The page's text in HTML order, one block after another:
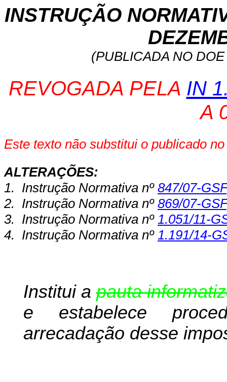
INSTRUÇÃO
(PUBLICADA NO
REVOGADA PELA IN
A
Este texto não substitui o publicado
ALTERAÇÕES:
1. Instrução Normativa nº 847/07-GSF
2. Instrução Normativa nº 869/07-GSF
3. Instrução Normativa nº 1.051/11-
4. Instrução Normativa nº 1.191/14-
Institui apauta
e estabelece
arrecadação desse